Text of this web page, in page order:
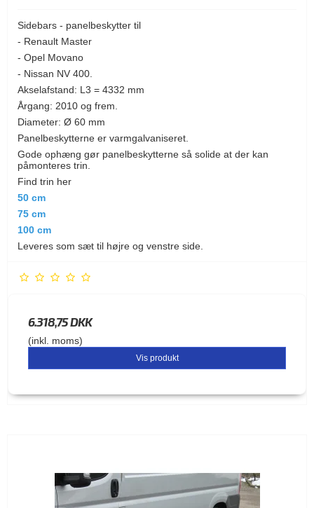
Sidebars - panelbeskytter til
- Renault Master
- Opel Movano
- Nissan NV 400.
Akselafstand: L3 = 4332 mm
Årgang: 2010 og frem.
Diameter: Ø 60 mm
Panelbeskytterne er varmgalvaniseret.
Gode ophæng gør panelbeskytterne så solide at der kan
påmonteres trin.
Find trin her
50 cm
75 cm
100 cm
Leveres som sæt til højre og venstre side.
6.318,75 DKK
(inkl. moms)
Vis produkt